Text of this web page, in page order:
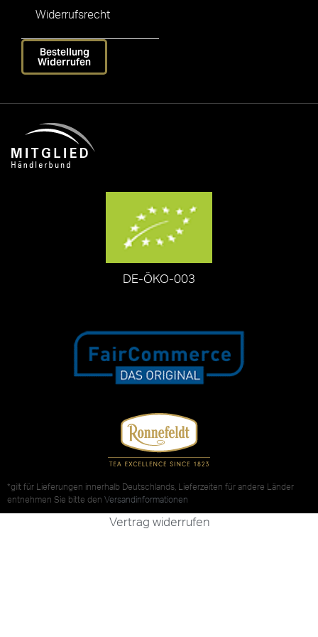
Widerrufsrecht
Bestellung
Widerrufen
DE-ÖKO-003
*gilt für Lieferungen innerhalb Deutschlands, Lieferzeiten für andere Länder
entnehmen Sie bitte den Versandinformationen
Vertrag widerrufen